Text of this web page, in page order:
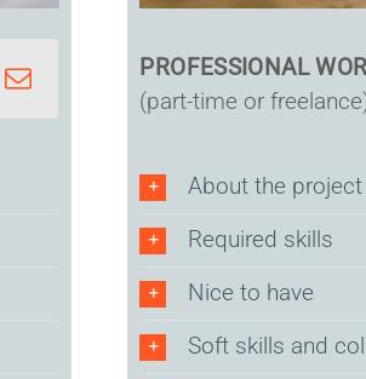
PROFESSIONAL
(part-time or
About the project
Required skills
Nice to have
Soft skills and